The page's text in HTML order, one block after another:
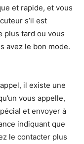
et rapide, et vous
s’il est
plus tard ou vous
avez le bon mode.
il existe une
vous appelle,
et envoyer à
indiquant que
le contacter plus